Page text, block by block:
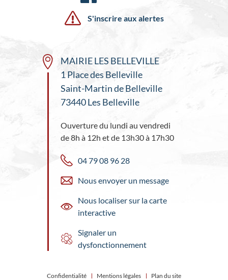
S'inscrire aux alertes
MAIRIE LES BELLEVILLE
1 Place des Belleville
Saint-Martin de Belleville
73440 Les Belleville
Ouverture du lundi au vendredi
de 8h à 12h et de 13h30 à 17h30
04 79 08 96 28
Nous envoyer un message
Nous localiser sur la carte
interactive
Signaler un
dysfonctionnement
Confidentialité Mentions légales Plan du site